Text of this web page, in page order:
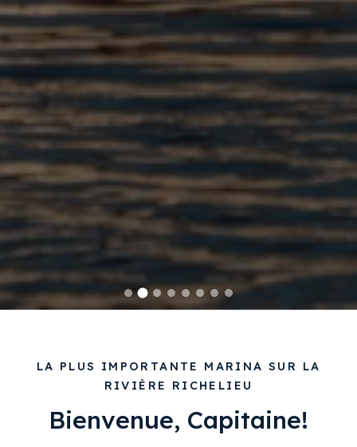
LA PLUS IMPORTANTE MARINA SUR LA
RIVIÈRE RICHELIEU
Bienvenue, Capitaine!